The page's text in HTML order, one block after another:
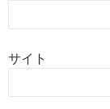
サイト